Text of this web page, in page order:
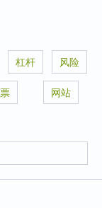
杠杆 风险
网站